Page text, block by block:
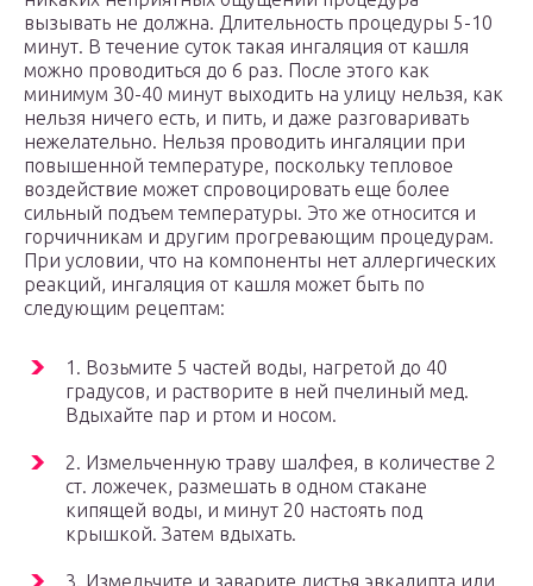
вызывать не должна. Длительность процедуры 5-10
минут. В течение суток такая ингаляция от кашля
можно проводиться до 6 раз. После этого как
минимум 30-40 минут выходить на улицу нельзя, как
нельзя ничего есть, и пить, и даже разговаривать
нежелательно. Нельзя проводить ингаляции при
повышенной температуре, поскольку тепловое
воздействие может спровоцировать еще более
сильный подъем температуры. Это же относится и
горчичникам и другим прогревающим процедурам.
При условии, что на компоненты нет аллергических
реакций, ингаляция от кашля может быть по
следующим рецептам:
1. Возьмите 5 частей воды, нагретой до 40
градусов, и растворите в ней пчелиный мед.
Вдыхайте пар и ртом и носом.
2. Измельченную траву шалфея, в количестве 2
ст. ложечек, размешать в одном стакане
кипящей воды, и минут 20 настоять под
крышкой. Затем вдыхать.
3. Измельчите и заварите листья эвкалипта или